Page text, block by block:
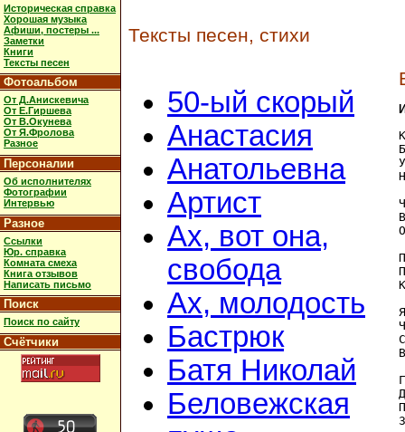
Историческая справка
Хорошая музыка
Афиши, постеры ...
Заметки
Книги
Тексты песен
Фотоальбом
От Д.Анискевича
От Е.Гиршева
От В.Окунева
От Я.Фролова
Разное
Персоналии
Об исполнителях
Фотографии
Интервью
Разное
Ссылки
Юр. справка
Комната смеха
Книга отзывов
Написать письмо
Поиск
Поиск по сайту
Счётчики
Тексты песен, стихи
50-ый скорый
Анастасия
Анатольевна
Артист
Ах, вот она,
свобода
Ах, молодость
Бастрюк
Батя Николай
Беловежская